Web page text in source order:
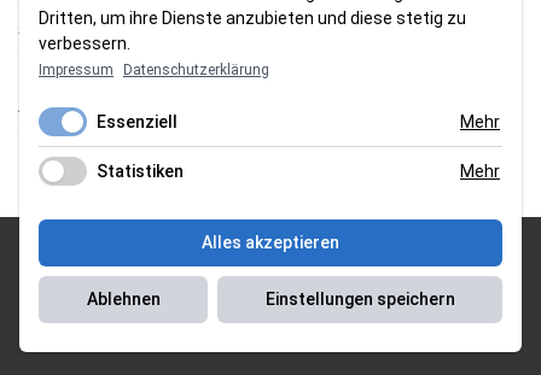
SV Brake feiert 5:2-Auftaktsieg beim Delmenhorster TB
Fehlstart in Oldenburg: 1. FC Nordenham verliert zum Bezirksliga-
Auftakt
Fußball in der Wesermarsch: Die Bilder vom Wochenende
© 2026 Sportgasm . All Rights Reserved.
Unser Team|Impressum Datenschutzerklärung|Magazin Saison
2018/2019|Magazin Saison 2019/2020|Magazin Saison 2020/2021|
Dritten, um ihre Dienste anzubieten und diese stetig zu
verbessern.
Impressum Datenschutzerklärung
Essenziell Mehr
Statistiken Mehr
Ablehnen Einstellungen speichern
Alles akzeptieren